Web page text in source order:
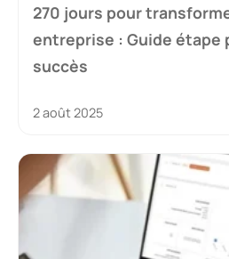
270 jours pour
entreprise : Guide étape
succès
2 août 2025